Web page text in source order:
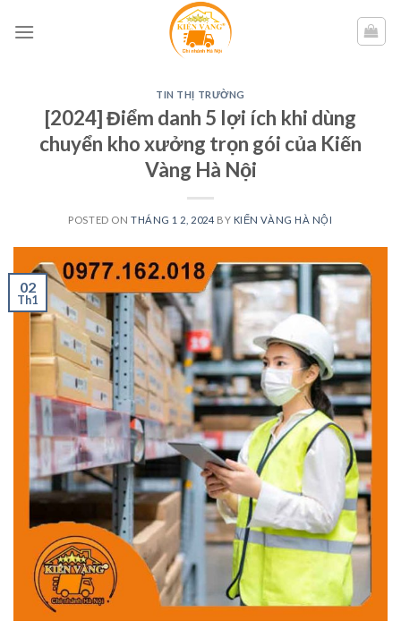
TIN THỊ TRƯỜNG
[2024] Điểm danh 5 lợi ích khi dùng
chuyển kho xưởng trọn gói của Kiến
Vàng Hà Nội
POSTED ON THÁNG 1 2, 2024 BY KIẾN VÀNG HÀ NỘI
02
Th1